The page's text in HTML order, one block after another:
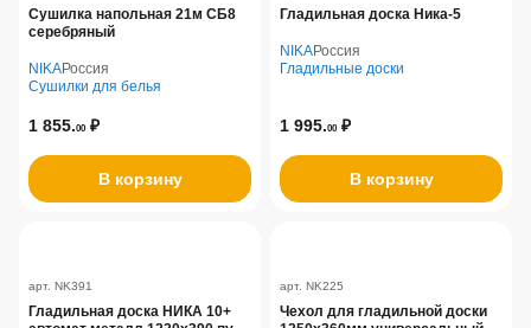
Сушилка напольная 21м СБ8
серебряный
NIKAРоссия
Сушилки для белья
1 855.00 ₽
В корзину
Гладильная доска Ника-5
NIKAРоссия
Гладильные доски
1 995.00 ₽
В корзину
арт. NK391
Гладильная доска НИКА 10+
арт. NK225
Чехол для гладильной доски